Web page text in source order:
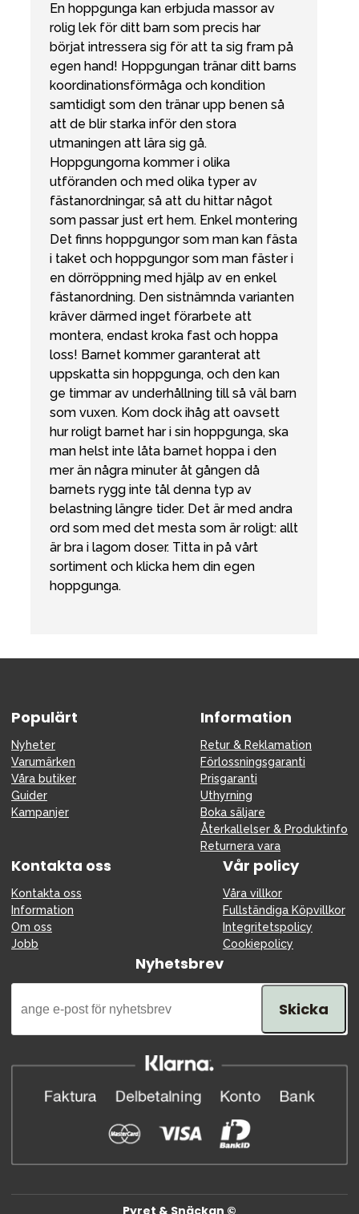
En hoppgunga kan erbjuda massor av
rolig lek för ditt barn som precis har
börjat intressera sig för att ta sig fram på
egen hand! Hoppgungan tränar ditt barns
koordinationsförmåga och kondition
samtidigt som den tränar upp benen så
att de blir starka inför den stora
utmaningen att lära sig gå.
Hoppgungorna kommer i olika
utföranden och med olika typer av
fästanordningar, så att du hittar något
som passar just ert hem. Enkel montering
Det finns hoppgungor som man kan fästa
i taket och hoppgungor som man fäster i
en dörröppning med hjälp av en enkel
fästanordning. Den sistnämnda varianten
kräver därmed inget förarbete att
montera, endast kroka fast och hoppa
loss! Barnet kommer garanterat att
uppskatta sin hoppgunga, och den kan
ge timmar av underhållning till så väl barn
som vuxen. Kom dock ihåg att oavsett
hur roligt barnet har i sin hoppgunga, ska
man helst inte låta barnet hoppa i den
mer än några minuter åt gången då
barnets rygg inte tål denna typ av
belastning längre tider. Det är med andra
ord som med det mesta som är roligt: allt
är bra i lagom doser. Titta in på vårt
sortiment och klicka hem din egen
hoppgunga.
Populärt
Nyheter
Varumärken
Våra butiker
Guider
Kampanjer
Information
Retur & Reklamation
Förlossningsgaranti
Prisgaranti
Uthyrning
Boka säljare
Återkallelser & Produktinfo
Returnera vara
Kontakta oss
Kontakta oss
Information
Om oss
Jobb
Vår policy
Våra villkor
Fullständiga Köpvillkor
Integritetspolicy
Cookiepolicy
Nyhetsbrev
Skicka
Sol och bad Outlet
Guider
Kontakta oss
Uthyrning Vår butik